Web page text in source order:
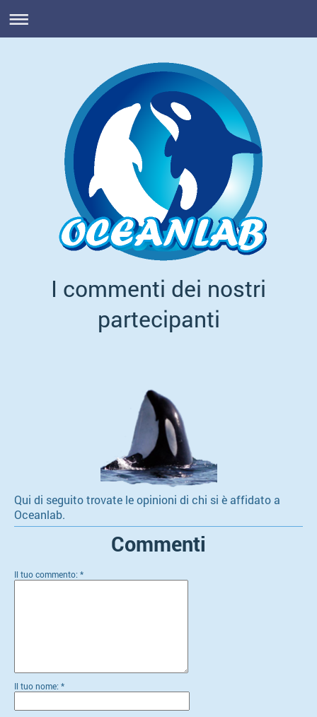
I commenti dei nostri
partecipanti
Qui di seguito trovate le opinioni di chi si è affidato a
Oceanlab.
Commenti
Il tuo commento: *
Il tuo nome: *